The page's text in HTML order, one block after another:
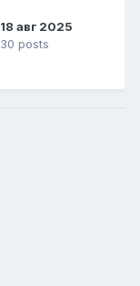
18 авг 2025
30 posts